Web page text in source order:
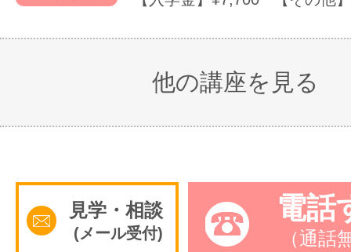
他の講座を見る
見学・相談
(メール受付)
電話
（通話